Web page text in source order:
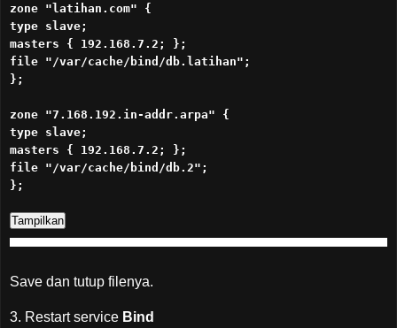
zone "latihan.com" {
type slave;
masters { 192.168.7.2; };
file "/var/cache/bind/db.latihan";
};
zone "7.168.192.in-addr.arpa" {
type slave;
masters { 192.168.7.2; };
file "/var/cache/bind/db.2";
};
Save dan tutup filenya.
3. Restart service Bind